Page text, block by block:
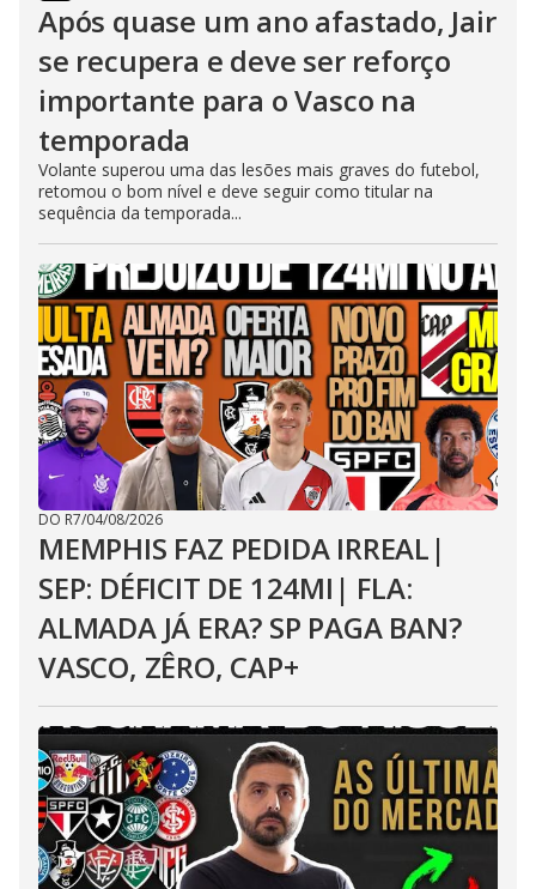
Após quase um ano afastado, Jair
se recupera e deve ser reforço
importante para o Vasco na
temporada
Volante superou uma das lesões mais graves do futebol,
retomou o bom nível e deve seguir como titular na
sequência da temporada...
DO R7/04/08/2026
MEMPHIS FAZ PEDIDA IRREAL|
SEP: DÉFICIT DE 124MI| FLA:
ALMADA JÁ ERA? SP PAGA BAN?
VASCO, ZÊRO, CAP+